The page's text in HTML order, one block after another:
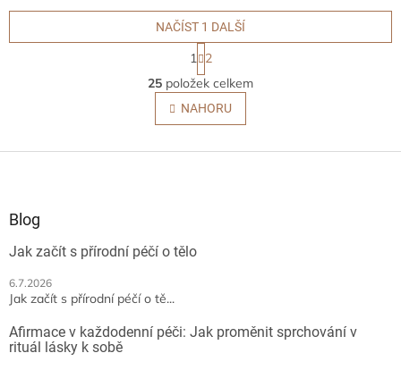
provoněné osvěžující vůní,
nářadí, které se hodí do kapsy
každého dobrodruha. Sada...
O
v
l
á
p
NAČÍST 1 DALŠÍ
S
t
r
á
n
k
v
1 2
25 položek celkem
NAHORU
Blog
Jak začít s přírodní péčí o tělo
6.7.2026
Jak začít s přírodní péčí o tě...
Afirmace v každodenní péči: Jak proměnit sprchování v
rituál lásky k sobě